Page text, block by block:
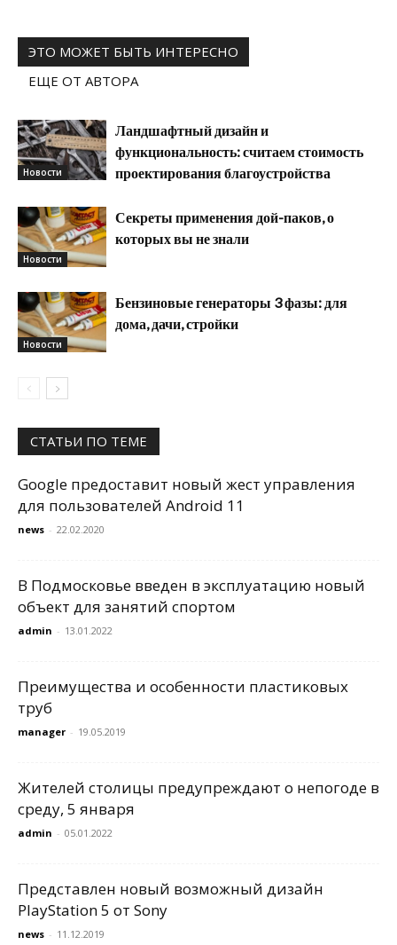
ЭТО МОЖЕТ БЫТЬ ИНТЕРЕСНО
ЕЩЕ ОТ АВТОРА
Новости
Ландшафтный дизайн и
функциональность: считаем стоимость
проектирования благоустройства
Новости
Секреты применения дой-паков, о
которых вы не знали
Новости
Бензиновые генераторы 3 фазы: для
дома, дачи, стройки
СТАТЬИ ПО ТЕМЕ
Google предоставит новый жест управления
для пользователей Android 11
news - 22.02.2020
В Подмосковье введен в эксплуатацию новый
объект для занятий спортом
admin - 13.01.2022
Преимущества и особенности пластиковых
труб
manager - 19.05.2019
Жителей столицы предупреждают о непогоде в
среду, 5 января
admin - 05.01.2022
Представлен новый возможный дизайн
PlayStation 5 от Sony
news - 11.12.2019